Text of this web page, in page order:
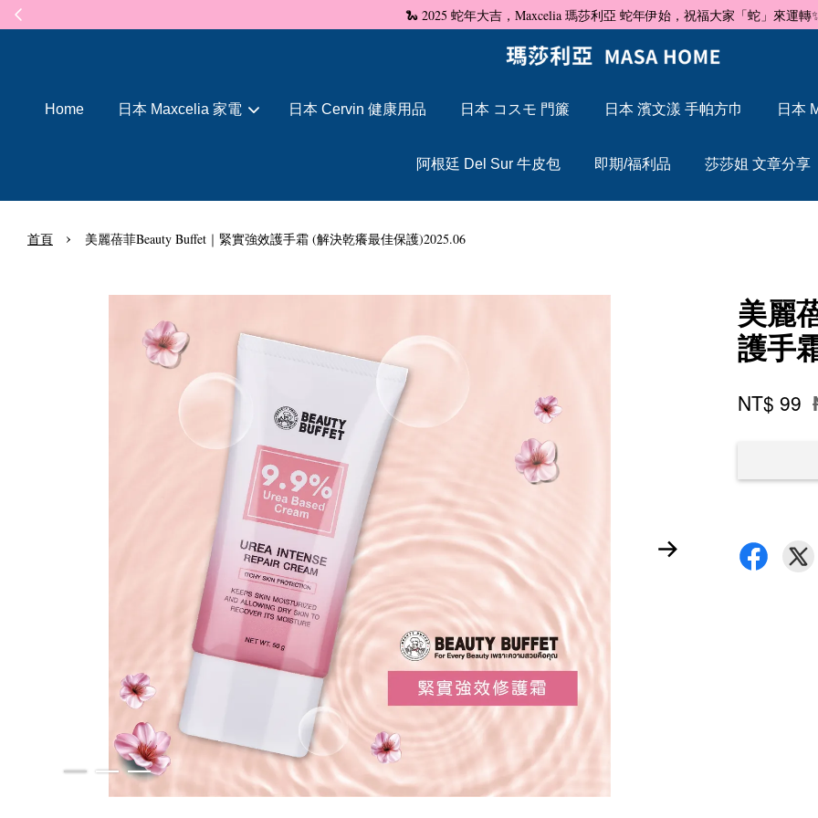
🐍 2025 蛇年大吉，Maxcelia 瑪莎利亞 蛇年伊始，祝福大家「蛇」來運轉
Home 日本 Maxcelia 家電 日本 Cervin 健康用品 日本 コスモ 門簾 日本 濱文漾 手帕方巾 日本
阿根廷 Del Sur 牛皮包 即期/福利品 莎莎姐 文章分享
首頁 › 美麗蓓菲Beauty Buffet｜緊實強效護手霜 (解決乾癢最佳保護)2025.06
美麗
護手
NT$ 99
您的購物車目前還是空的。